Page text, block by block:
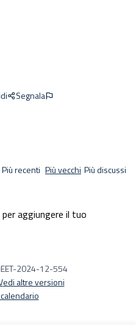
Segnala
Più recenti Più vecchi Più discussi
per aggiungere il tuo
2024-12-554
vedi altre versioni
calendario